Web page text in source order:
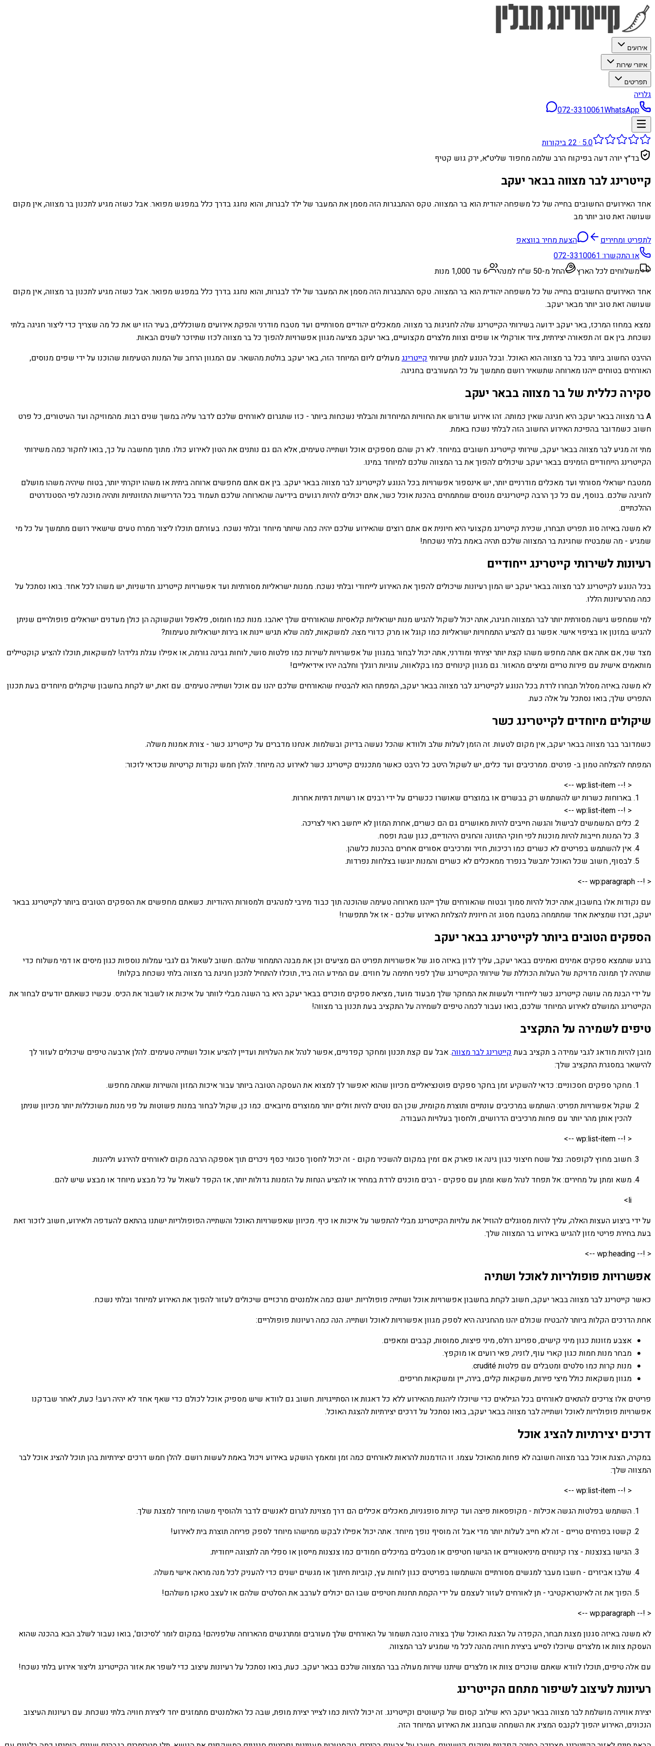
אירועים
איזורי שירות
תפריטים
גלריה
072-3310061WhatsApp
5.0
·
22ביקורות
בד״ץ יורה דעה בפיקוח הרב שלמה מחפוד שליט״א, ירק גוש קטיף
קייטרינג לבר מצווה בבאר יעקב
אחד האירועים החשובים בחייה של כל משפחה יהודית הוא בר המצווה. טקס ההתבגרות הזה מסמן את המעבר של ילד לבגרות, והוא נחגג בדרך כלל במפגש מפואר. אבל כשזה מגיע לתכנון בר מצווה, אין מקום
שעושה זאת טוב יותר מב
לתפריט ומחירים
הצעת מחיר בווצאפ
או התקשרו:072-3310061
משלוחים לכל הארץ
החל מ-50 ש״ח למנה
6 עד 1,000 מנות
אחד האירועים החשובים בחייה של כל משפחה יהודית הוא בר המצווה. טקס ההתבגרות הזה מסמן את המעבר של ילד לבגרות, והוא נחגג בדרך כלל במפגש מפואר. אבל כשזה מגיע לתכנון בר מצווה, אין מקום
שעושה זאת טוב יותר מבאר יעקב.
נמצא במחוז המרכז, באר יעקב ידועה בשירותי הקייטרינג שלה לחגיגות בר מצווה. ממאכלים יהודיים מסורתיים ועד מטבח מודרני והפקת אירועים משוכללים, בעיר הזו יש את כל מה שצריך כדי ליצור חגיגה בלתי
נשכחת. בין אם זה תפאורה יצירתית, ציוד אורקולי או שפים וצוות מלצרים מקצועיים, באר יעקב מציעה מגוון אפשרויות להפוך כל בר מצווה לכזו שתיזכר לשנים הבאות.
ההיבט החשוב ביותר בכל בר מצווה הוא האוכל. ובכל הנוגע למתן שירותיקייטרינגמעולים ליום המיוחד הזה, באר יעקב בולטת מהשאר. עם המגוון הרחב של המנות הטעימות שהוכנו על ידי שפים מנוסים,
האורחים בטוחים ייהנו מארוחה שתשאיר רושם מתמשך על כל המעורבים בחגיגה.
סקירה כללית של בר מצווה בבאר יעקב
A בר מצווה בבאר יעקב היא חגיגה שאין כמותה. זהו אירוע שדורש את החוויות המיוחדות והבלתי נשכחות ביותר - כזו שתגרום לאורחים שלכם לדבר עליה במשך שנים רבות. מהמוזיקה ועד העיטורים, כל פרט
חשוב כשמדובר בהפיכת האירוע החשוב הזה לבלתי נשכח באמת.
מתי זה מגיע לבר מצווה בבאר יעקב, שירותי קייטרינג חשובים במיוחד. לא רק שהם מספקים אוכל ושתייה טעימים, אלא הם גם נותנים את הטון לאירוע כולו. מתוך מחשבה על כך, בואו לחקור כמה משירותי
הקייטרינג הייחודיים הזמינים בבאר יעקב שיכולים להפוך את בר המצווה שלכם למיוחד במינו.
ממטבח ישראלי מסורתי ועד מאכלים מודרניים יותר, יש אינספור אפשרויות בכל הנוגע לקייטרינג לבר מצווה בבאר יעקב. בין אם אתם מחפשים ארוחה ביתית או משהו יוקרתי יותר, בטוח שיהיה משהו מושלם
לחגיגה שלכם. בנוסף, עם כל כך הרבה קייטרינגים מנוסים שמתמחים בהכנת אוכל כשר, אתם יכולים להיות רגועים בידיעה שהארוחה שלכם תעמוד בכל הדרישות התזונתיות ותהיה מוכנה לפי הסטנדרטים
ההלכתיים.
לא משנה באיזה סוג תפריט תבחרו, שכירת קייטרינג מקצועי היא חיונית אם אתם רוצים שהאירוע שלכם יהיה כמה שיותר מיוחד ובלתי נשכח. בעזרתם תוכלו ליצור ממרח טעים שישאיר רושם מתמשך על כל מי
שמגיע - מה שמבטיח שחגיגת בר המצווה שלכם תהיה באמת בלתי נשכחת!
רעיונות לשירותי קייטרינג ייחודיים
בכל הנוגע לקייטרינג לבר מצווה בבאר יעקב יש המון רעיונות שיכולים להפוך את האירוע לייחודי ובלתי נשכח. ממנות ישראליות מסורתיות ועד אפשרויות קייטרינג חדשניות, יש משהו לכל אחד. בואו נסתכל על
כמה מהרעיונות הללו.
למי שמחפש גישה מסורתית יותר לבר המצווה חגיגה, אתה יכול לשקול להגיש מנות ישראליות קלאסיות שהאורחים שלך יאהבו. מנות כמו חומוס, פלאפל ושקשוקה הן כולן מעדנים ישראלים פופולריים שניתן
להגיש במזנון או בציפוי אישי. אפשר גם להציע התמחויות ישראליות כמו קוגל או מרק כדורי מצה. למשקאות, למה שלא תגיש יינות או בירות ישראליות טעימות?
מצד שני, אם אתה אם אתה מחפש משהו קצת יותר יצירתי ומודרני, אתה יכול לבחור במגוון של אפשרויות לשירות כמו פלטות סושי, לוחות גבינה גורמה, או אפילו עגלת גלידה! למשקאות, תוכלו להציע קוקטיילים
מותאמים אישית עם פירות טריים ומיצים מהאזור. גם מגוון קינוחים כמו בקלאווה, עוגיות רוגלך וחלבה יהיו אידיאליים!
לא משנה באיזה מסלול תבחרו לרדת בכל הנוגע לקייטרינג לבר מצווה בבאר יעקב, המפתח הוא להבטיח שהאורחים שלכם יהנו עם אוכל ושתייה טעימים. עם זאת, יש לקחת בחשבון שיקולים מיוחדים בעת תכנון
התפריט שלך; בואו נסתכל על אלה כעת.
שיקולים מיוחדים לקייטרינג כשר
כשמדובר בבר מצווה בבאר יעקב, אין מקום לטעות. זה הזמן לעלות שלב ולוודא שהכל נעשה בדיוק ובשלמות. אנחנו מדברים על קייטרינג כשר - צורת אמנות משלה.
המפתח להצלחה טמון ב- פרטים. ממרכיבים ועד כלים, יש לשקול היטב כל היבט כאשר מתכננים קייטרינג כשר לאירוע כה מיוחד. להלן חמש נקודות קריטיות שכדאי לזכור:
< !-- wp:list-item -->
בארוחות כשרות יש להשתמש רק בבשרים או במוצרים שאושרו ככשרים על ידי רבנים או רשויות דתיות אחרות.
< !-- wp:list-item -->
כלים המשמשים לבישול והגשה חייבים להיות מאושרים גם הם כשרים, אחרת המזון לא ייחשב ראוי לצריכה.
כל המנות חייבות להיות מוכנות לפי חוקי התזונה והחגים היהודיים, כגון שבת ופסח.
אין להשתמש בפריטים לא כשרים כמו רכיכות, חזיר ומרכיבים אסורים אחרים בהכנות כלשהן.
לבסוף, חשוב שכל האוכל יתבשל בנפרד ממאכלים לא כשרים והמנות יוגשו בצלחות נפרדות.
< !-- wp:paragraph -->
עם נקודות אלו בחשבון, אתה יכול להיות סמוך ובטוח שהאורחים שלך ייהנו מארוחה טעימה שהוכנה תוך כבוד מירבי למנהגים ולמסורות היהודיות. כשאתם מחפשים את הספקים הטובים ביותר לקייטרינג בבאר
יעקב, זכרו שמציאת אחד שמתמחה במטבח מסוג זה חיונית להצלחת האירוע שלכם - אז אל תתפשרו!
הספקים הטובים ביותר לקייטרינג בבאר יעקב
ברגע שתמצא ספקים אמינים ואמינים בבאר יעקב, עליך לדון באיזה סוג של אפשרויות תפריט הם מציעים וכן את מבנה התמחור שלהם. חשוב לשאול גם לגבי עמלות נוספות כגון מיסים או דמי משלוח כדי
שתהיה לך תמונה מדויקת של העלות הכוללת של שירותי הקייטרינג שלך לפני חתימה על חוזים. עם המידע הזה ביד, תוכלו להתחיל לתכנן חגיגת בר מצווה בלתי נשכחת בקלות!
על ידי הבנת מה עושה קייטרינג כשר לייחודי ולעשות את המחקר שלך מבעוד מועד, מציאת ספקים מוכרים בבאר יעקב היא בר השגה מבלי לוותר על איכות או לשבור את הכיס. עכשיו כשאתם יודעים לבחור את
הקייטרינג המושלם לאירוע המיוחד שלכם, בואו נעבור לכמה טיפים לשמירה על התקציב בעת תכנון בר מצווה!
טיפים לשמירה על התקציב
מובן להיות מודאג לגבי עמידה ב תקציב בעתקייטרינג לבר מצווה. אבל עם קצת תכנון ומחקר קפדניים, אפשר לנהל את העלויות ועדיין להציע אוכל ושתייה טעימים. להלן ארבעה טיפים שיכולים לעזור לך
להישאר במסגרת התקציב שלך:
מחקר ספקים חסכוניים: כדאי להשקיע זמן בחקר ספקים פוטנציאליים מכיוון שהוא יאפשר לך למצוא את העסקה הטובה ביותר עבור איכות המזון והשירות שאתה מחפש.
שקול אפשרויות תפריט: השתמש במרכיבים עונתיים ותוצרת מקומית, שכן הם נוטים להיות זולים יותר ממוצרים מיובאים. כמו כן, שקול לבחור במנות פשוטות על פני מנות משוכללות יותר מכיוון שניתן
להכין אותן מהר יותר עם פחות מרכיבים הדרושים, ולחסוך בעלויות העבודה.
< !-- wp:list-item -->
חשוב מחוץ לקופסה: נצל שטח חיצוני כגון גינה או פארק אם זמין במקום להשכיר מקום - זה יכול לחסוך סכומי כסף ניכרים תוך אספקה הרבה מקום לאורחים להירגע וליהנות.
משא ומתן על מחירים: אל תפחד לנהל משא ומתן עם ספקים - רבים מוכנים לרדת במחיר או להציע הנחות על הזמנות גדולות יותר, אז הקפד לשאול על כל מבצע מיוחד או מבצע שיש להם.
li>
על ידי ביצוע העצות האלה, עליך להיות מסוגלים להוזיל את עלויות הקייטרינג מבלי להתפשר על איכות או כיף. מכיוון שאפשרויות האוכל והשתייה הפופולריות ישתנו בהתאם להעדפה ולאירוע, חשוב לזכור זאת
בעת בחירת פריטי מזון להגיש באירוע בר המצווה שלך.
< !-- wp:heading -->
אפשרויות פופולריות לאוכל ושתיה
כאשר קייטרינג לבר מצווה בבאר יעקב, חשוב לקחת בחשבון אפשרויות אוכל ושתייה פופולריות. ישנם כמה אלמנטים מרכזיים שיכולים לעזור להפוך את האירוע למיוחד ובלתי נשכח.
אחת הדרכים הקלות ביותר להבטיח שכולם יהנו מהחגיגה היא לספק מגוון אפשרויות לאוכל ושתייה. הנה כמה רעיונות פופולריים:
אצבע מזונות כגון מיני קישים, ספרינג רולס, מיני פיצות, סמוסות, קבבים ומאפים.
מבחר מנות חמות כגון קארי עוף, לזניה, פאי רועים או מוקפץ.
מנות קרות כמו סלטים ומטבלים עם פלטות crudité.
מגוון משקאות כולל מיצי פירות, משקאות קלים, בירה, יין ומשקאות חריפים.
פריטים אלו צריכים להתאים לאורחים בכל הגילאים כדי שיוכלו ליהנות מהאירוע ללא כל דאגות או הסתייגויות. חשוב גם לוודא שיש מספיק אוכל לכולם כדי שאף אחד לא יהיה רעב! כעת, לאחר שבדקנו
אפשרויות פופולריות לאוכל ושתייה לבר מצווה בבאר יעקב, בואו נסתכל על דרכים יצירתיות להצגת האוכל.
דרכים יצירתיות להציג אוכל
במקרה, הצגת אוכל בבר מצווה חשובה לא פחות מהאוכל עצמו. זו הזדמנות להראות לאורחים כמה זמן ומאמץ הושקע באירוע ויכול באמת לעשות רושם. להלן חמש דרכים יצירתיות בהן תוכל להציג אוכל לבר
המצווה שלך:
< !-- wp:list-item -->
השתמש בפלטות הגשה אכילות - מקופסאות פיצה ועד קירות סופגניות, מאכלים אכילים הם דרך מצוינת לגרום לאנשים לדבר ולהוסיף משהו מיוחד למצגת שלך.
קשטו בפרחים טריים - זה לא חייב לעלות יותר מדי אבל זה מוסיף נופך מיוחד. אתה יכול אפילו לבקש ממישהו מיוחד לספק פריחה תוצרת בית לאירוע!
הגישו בצנצנות - צרו קינוחים מיניאטוריים או הגישו חטיפים או מטבלים במיכלים חמודים כמו צנצנות מייסון או ספלי תה לתצוגה ייחודית.
שלבו אביזרים - חשבו מעבר למגשים מסורתיים והשתמשו בפריטים כגון לוחות עץ, קוביות חיתוך או מגשים ישנים כדי להעניק לכל מנה מראה אישי משלה.
הפוך את זה לאינטראקטיבי - תן לאורחים לעזור לעצמם על ידי הקמת תחנות חטיפים שבו הם יכולים לערבב את הסלטים שלהם או לעצב טאקו משלהם!
< !-- wp:paragraph -->
לא משנה באיזה סגנון מצגת תבחר, הקפדה על הצגת האוכל שלך בצורה טובה תשמור על האורחים שלך מעורבים ומתרגשים מהארוחה שלפניהם! במקום לומר 'לסיכום', בואו נעבור לשלב הבא בהכנה שהוא
העסקת צוות או מלצרים שיוכלו לסייע ביצירת חוויה מהנה לכל מי שמגיע לבר המצווה.
עם אלה טיפים, תוכלו לוודא שאתם שוכרים צוות או מלצרים שיתנו שירות מעולה בבר המצווה שלכם בבאר יעקב. כעת, בואו נסתכל על רעיונות עיצוב כדי לשפר את אזור הקייטרינג וליצור אירוע בלתי נשכח!
רעיונות לעיצוב לשיפור מתחם הקייטרינג
יצירת אווירה מושלמת לבר מצווה בבאר יעקב היא שילוב קסום של קישוטים וקייטרינג. זה יכול להיות כמו לצייר יצירת מופת, שבה כל האלמנטים מתמזגים יחד ליצירת חוויה בלתי נשכחת. עם רעיונות העיצוב
הנכונים, האירוע יהפוך לקנבס המציג את השמחה שבחגוג את האירוע המיוחד הזה.